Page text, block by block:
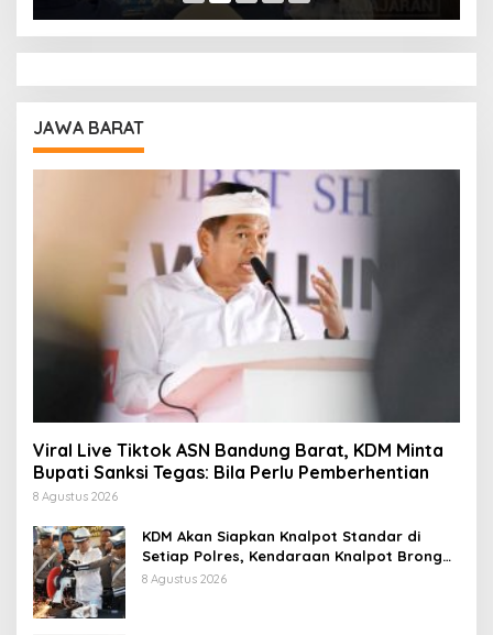
JAWA BARAT
Viral Live Tiktok ASN Bandung Barat, KDM Minta
Bupati Sanksi Tegas: Bila Perlu Pemberhentian
8 Agustus 2026
KDM Akan Siapkan Knalpot Standar di
Setiap Polres, Kendaraan Knalpot Brong
Tertangkap Langsung Ganti
8 Agustus 2026